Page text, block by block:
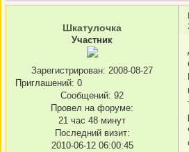
Шкатулочка
Участник
Зарегистрирован: 2008-08-27
Приглашений: 0
Сообщений: 92
Провел на форуме:
21 час 48 минут
Последний визит:
2010-06-12 06:00:45